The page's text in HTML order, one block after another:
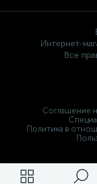
Интернет-
Все
Соглашение
Политика в